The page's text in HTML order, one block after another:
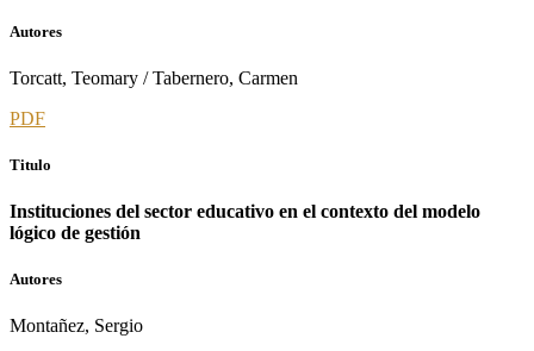
Autores
Torcatt, Teomary / Tabernero, Carmen
PDF
Titulo
Instituciones del sector educativo en el contexto del modelo
lógico de gestión
Autores
Montañez, Sergio